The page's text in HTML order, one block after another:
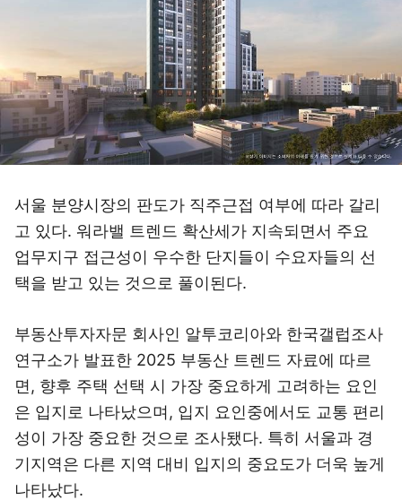
서울 분양시장의 판도가 직주근접 여부에 따라 갈리
고 있다. 워라밸 트렌드 확산세가 지속되면서 주요
업무지구 접근성이 우수한 단지들이 수요자들의 선
택을 받고 있는 것으로 풀이된다.
부동산투자자문 회사인 알투코리아와 한국갤럽조사
연구소가 발표한 2025 부동산 트렌드 자료에 따르
면, 향후 주택 선택 시 가장 중요하게 고려하는 요인
은 입지로 나타났으며, 입지 요인중에서도 교통 편리
성이 가장 중요한 것으로 조사됐다. 특히 서울과 경
기지역은 다른 지역 대비 입지의 중요도가 더욱 높게
나타났다.